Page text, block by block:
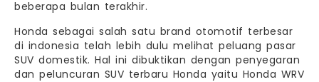
beberapa bulan terakhir.
Honda sebagai salah satu brand otomotif terbesar
di indonesia telah lebih dulu melihat peluang pasar
SUV domestik. Hal ini dibuktikan dengan penyegaran
dan peluncuran SUV terbaru Honda yaitu Honda WRV